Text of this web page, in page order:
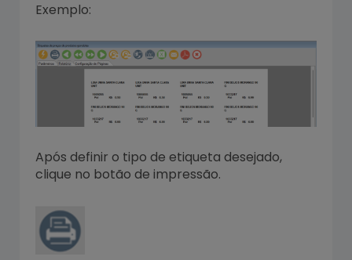
Exemplo:
Após definir o tipo de etiqueta desejado,
clique no botão de impressão.